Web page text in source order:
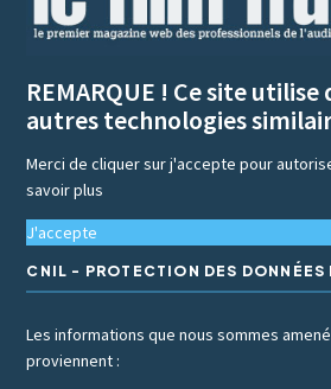
REMARQUE ! Ce site
autres technologies
Merci de cliquer sur j'accepte pour
savoir plus
J'accepte
CNIL - PROTECTION DES DONNÉES
Les informations que nous sommes
proviennent :